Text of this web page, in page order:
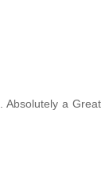
Absolutely a Great